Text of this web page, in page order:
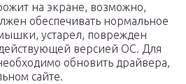
на экране, возможно,
обеспечивать нормальное
устарел, поврежден
версией ОС. Для
обновить драйвера,
сайте.